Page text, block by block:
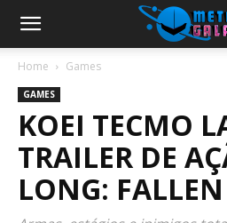
Home Games
GAMES
KOEI TECMO
TRAILER DE
LONG: